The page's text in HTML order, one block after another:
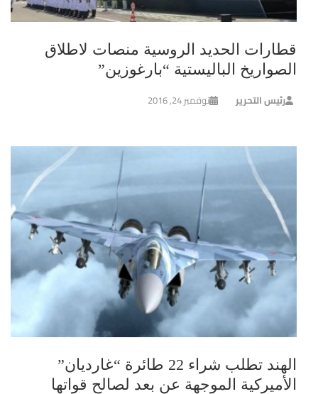
قطارات الحديد الروسية منصات لاطلاق
الصواريخ الباليستية “بارغوزين”
رئيس التحرير نوفمبر 24, 2016
الهند تطلب شراء 22 طائرة “غارديان”
الأميركية الموجهة عن بعد لصالح قواتها